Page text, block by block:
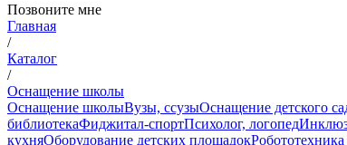
Позвоните мне
Главная
/
Каталог
/
Оснащение школы
Оснащение школыВузы, ссузыОснащение детского
библиотекаФиджитал-спортПсихолог, логопед
кухняОборудование детских площадок